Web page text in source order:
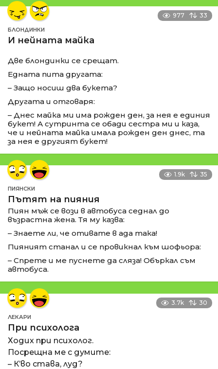
977 33
БЛОНДИНКИ
И нейната майка
Две блондинки се срещат.
Едната пита другата:
– Защо носиш два букета?
Другата и отговаря:
– Днес майка ми има рожден ден, за нея е единия
букет! А сутринта се обади сестра ми и каза,
че и нейната майка имала рожден ден днес, та
за нея е другият букет!
1.9k 35
ПИЯНСКИ
Пътят на пияния
Пиян мъж се вози в автобуса седнал до
възрастна жена. Тя му казва:
– Знаете ли, че отивате в ада така!
Пияният станал и се провикнал към шофьора:
– Спрете и ме пуснете да сляза! Объркал съм
автобуса.
3.7k 30
ЛЕКАРИ
При психолога
Ходих при психолог.
Посрещна ме с думите:
– К’во става, луд?